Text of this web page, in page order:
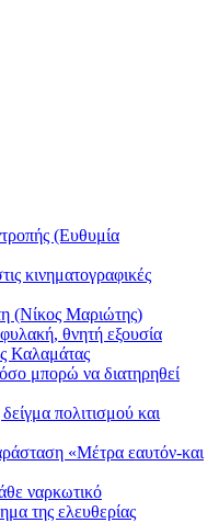
(Ευθυμία
κινηματογραφικές
(Νίκος Μαριώτης)
θνητή εξουσία
Καλαμάτας
μπορώ να διατηρηθεί
πολιτισμού και
«Μέτρα εαυτόν-και
ναρκωτικό
της ελευθερίας